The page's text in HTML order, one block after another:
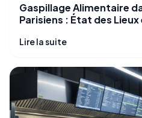
Gaspillage Alimentaire
Parisiens : État des
Lire la suite